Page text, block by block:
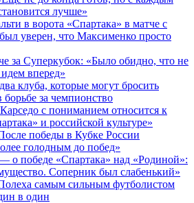
лучше»
в ворота «Спартака» в матче с
уверен, что Максименко просто
за Суперкубок: «Было обидно, что не
вперед»
клуба, которые могут бросить
за чемпионство
с пониманием относится к
и российской культуре»
победы в Кубке России
голодным до побед»
о победе «Спартака» над «Родиной»:
Соперник был слабенький»
самым сильным футболистом
в один